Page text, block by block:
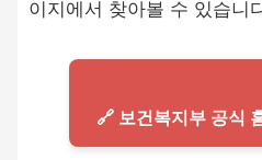
이지에서 찾아볼 수 있습니
🔗 보건복지부 공식